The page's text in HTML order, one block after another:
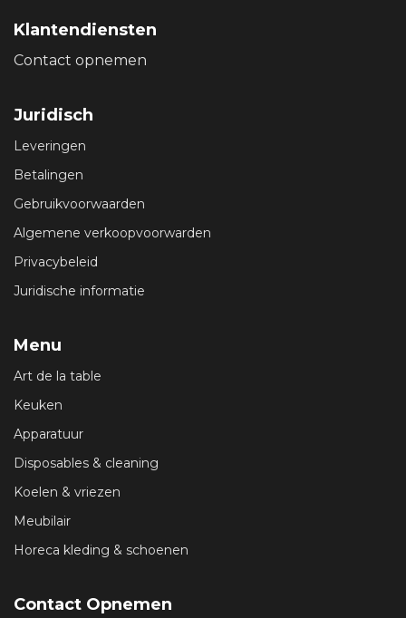
Klantendiensten
Contact opnemen
Juridisch
Leveringen
Betalingen
Gebruikvoorwaarden
Algemene verkoopvoorwarden
Privacybeleid
Juridische informatie
Menu
Art de la table
Keuken
Apparatuur
Disposables & cleaning
Koelen & vriezen
Meubilair
Horeca kleding & schoenen
Contact Opnemen